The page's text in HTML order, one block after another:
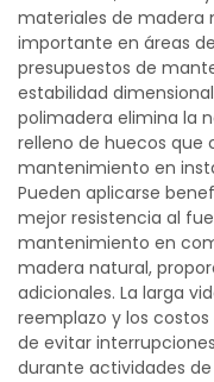
materiales de madera
importante en áreas
presupuestos de
estabilidad
polimadera elimina la
relleno de huecos que
mantenimiento en
Pueden aplicarse
mejor resistencia al
mantenimiento en
madera natural,
adicionales. La larga
reemplazo y los
de evitar
durante actividades